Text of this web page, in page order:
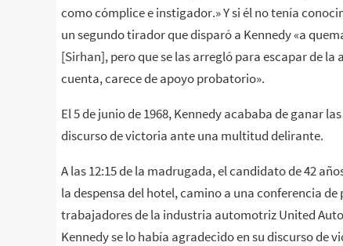
como cómplice e instigador.» Y si él no tenía
un segundo tirador que disparó a Kennedy «a
[Sirhan], pero que se las arregló para escapar de
cuenta, carece de apoyo probatorio».
El 5 de junio de 1968, Kennedy acababa de ganar
discurso de victoria ante una multitud delirante.
A las 12:15 de la madrugada, el candidato de 42
la despensa del hotel, camino a una conferencia
trabajadores de la industria automotriz United
Kennedy se lo había agradecido en su discurso de